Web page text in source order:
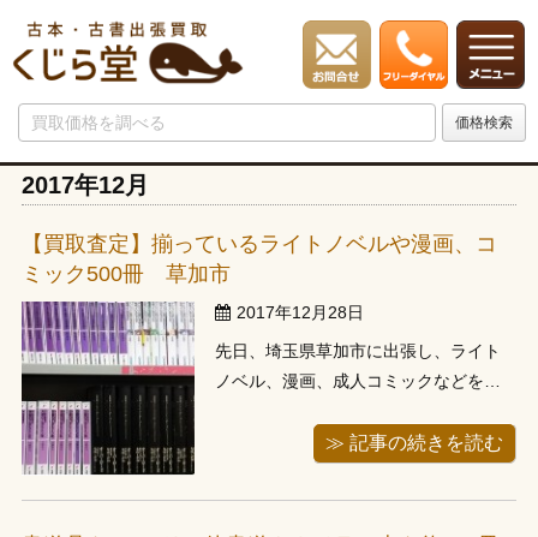
2017年12月
【買取査定】揃っているライトノベルや漫画、コ
ミック500冊 草加市
2017年12月28日
先日、埼玉県草加市に出張し、ライト
ノベル、漫画、成人コミックなどをお
距離でした。どれもこれも新しいライ
いたものよりもかなり良いラインナッ
プ、当店としましてもありがたい買い
≫ 記事の続きを読む